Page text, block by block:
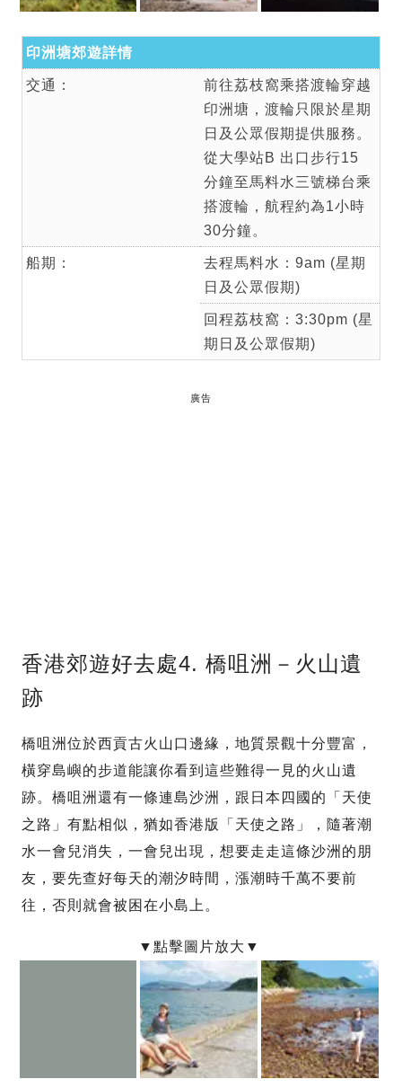
印洲塘郊遊詳情
交通：
前往荔枝窩乘搭渡輪穿越
印洲塘，渡輪只限於星期
日及公眾假期提供服務。
從大學站B 出口步行15
分鐘至馬料水三號梯台乘
搭渡輪，航程約為1小時
30分鐘。
船期：
去程馬料水：9am (星期
日及公眾假期)
回程荔枝窩：3:30pm (星
期日及公眾假期)
廣告
香港郊遊好去處4. 橋咀洲－火山遺
跡
橋咀洲位於西貢古火山口邊緣，地質景觀十分豐富，
橫穿島嶼的步道能讓你看到這些難得一見的火山遺
跡。橋咀洲還有一條連島沙洲，跟日本四國的「天使
之路」有點相似，猶如香港版「天使之路」，隨著潮
水一會兒消失，一會兒出現，想要走走這條沙洲的朋
友，要先查好每天的潮汐時間，漲潮時千萬不要前
往，否則就會被困在小島上。